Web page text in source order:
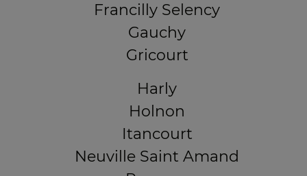
Francilly Selency
Gauchy
Gricourt
Harly
Holnon
Itancourt
Neuville Saint Amand